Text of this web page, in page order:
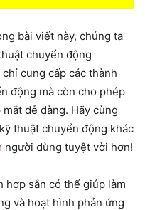
bài viết này, chúng ta
chuyển động
cung cấp các thành
động mà còn cho phép
dễ dàng. Hãy cùng
thuật chuyển động khác
người dùng tuyệt vời hơn!
hợp sẵn có thể giúp làm
và hoạt hình phản ứng